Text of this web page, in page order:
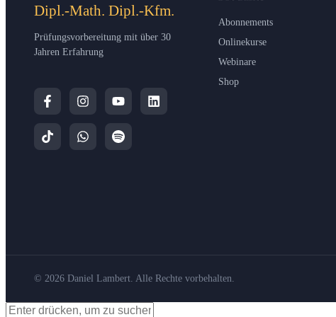
Dipl.-Math. Dipl.-Kfm.
Prüfungsvorbereitung mit über 30
Jahren Erfahrung
Abonnements
Onlinekurse
Webinare
Shop
© 2026 Daniel Lambert. Alle Rechte vorbehalten.